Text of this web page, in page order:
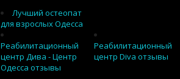
Лучший остеопат
для взрослых Одесса
Реабилитационный
центр Дива - Центр
Одесса отзывы
Реабилитационный
центр Diva отзывы